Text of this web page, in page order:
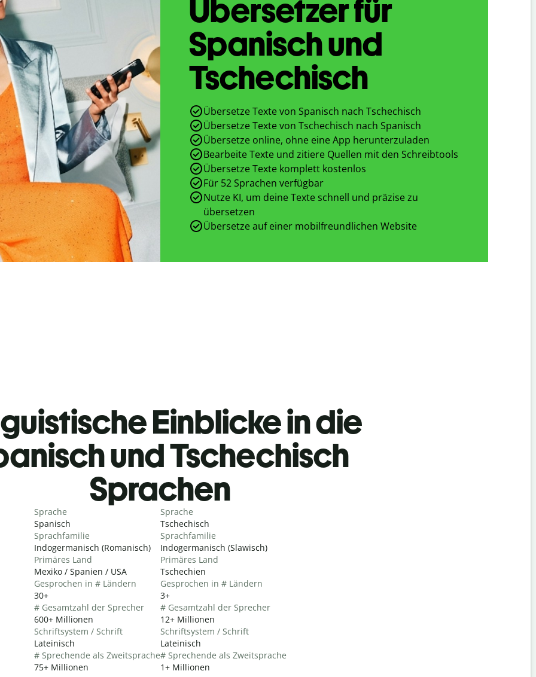
Übersetzer für
Spanisch und
Tschechisch
Übersetze Texte von Spanisch nach Tschechisch
Übersetze Texte von Tschechisch nach Spanisch
Übersetze online, ohne eine App herunterzuladen
Bearbeite Texte und zitiere Quellen mit den Schreibtools
Übersetze Texte komplett kostenlos
Für 52 Sprachen verfügbar
Nutze KI, um deine Texte schnell und präzise zu
übersetzen
Übersetze auf einer mobilfreundlichen Website
Einblicke in die
und Tschechisch
Sprachen
Sprache
Spanisch
Sprachfamilie
Indogermanisch (Romanisch)
Primäres Land
Mexiko / Spanien / USA
Gesprochen in # Ländern
30+
# Gesamtzahl der Sprecher
600+ Millionen
Schriftsystem / Schrift
Lateinisch
# Sprechende als Zweitsprache
75+ Millionen
Sprache
Tschechisch
Sprachfamilie
Indogermanisch (Slawisch)
Primäres Land
Tschechien
Gesprochen in # Ländern
3+
# Gesamtzahl der Sprecher
12+ Millionen
Schriftsystem / Schrift
Lateinisch
# Sprechende als Zweitsprache
1+ Millionen